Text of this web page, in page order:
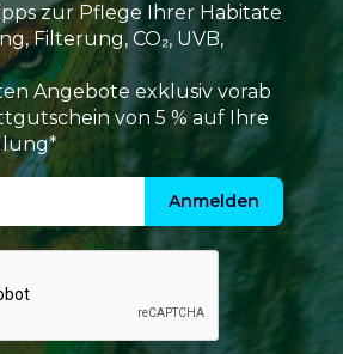
zur Pflege Ihrer Habitate
Filterung, CO₂, UVB,
Angebote exklusiv vorab
von 5 % auf Ihre
Anmelden